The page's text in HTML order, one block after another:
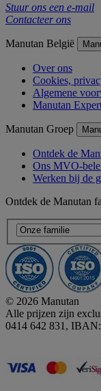
Stuur ons een e-mail
Contacteer ons
Manutan België
Over ons
Cookies,
Algemene
Manutan
Manutan Groep
Ontdek de
Ons MVO-
Werken bij de
Ontdek de Manutan
© 2026 Manutan
Alle prijzen zijn
0414 642 831,